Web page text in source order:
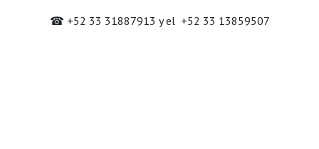
☎︎ +52 33 31887913 y el +52 33 13859507